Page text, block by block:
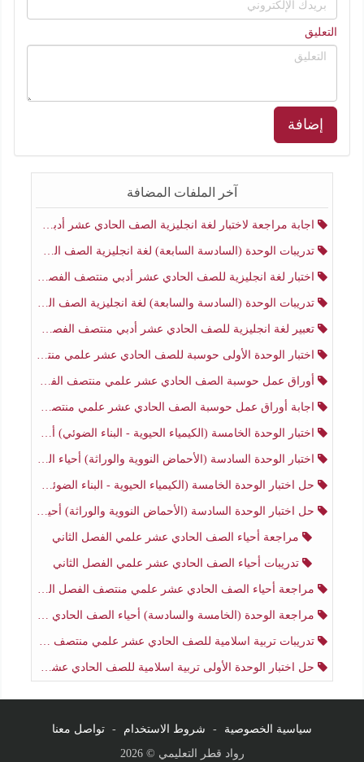
التعليق
إضافة
آخر الملفات المضافة
اجابة مراجعة لاختبار لغة انجليزية الصف الحادي عشر أدبي منتصف الفصل الثاني
تدريبات الوحدة (السادسة السابعة) لغة انجليزية الصف الحادي عشر أدبي منتصف الفصل الثاني
اختبار لغة انجليزية للصف الحادي عشر أدبي منتصف الفصل الثاني
تدريبات الوحدة (السادسة والسابعة) لغة انجليزية الصف الحادي عشر أدبي الفصل الثاني
تعبير لغة انجليزية للصف الحادي عشر أدبي منتصف الفصل الثاني
اختبار الوحدة الأولى حوسبة للصف الحادي عشر علمي منتصف الفصل الثاني
أوراق عمل حوسبة الصف الحادي عشر علمي منتصف الفصل الثاني
اجابة أوراق عمل حوسبة الصف الحادي عشر علمي منتصف الفصل الثاني
اختبار الوحدة الخامسة (الكيمياء الحيوية - البناء الضوئي) أحياء الصف الحادي عشر علمي الفصل الثاني
اختبار الوحدة السادسة (الأحماض النووية والوراثة) أحياء الصف الحادي عشر علمي منتصف الفصل الثاني
حل اختبار الوحدة الخامسة (الكيمياء الحيوية - البناء الضوئي) أحياء الصف الحادي عشر علمي الفصل الثاني
حل اختبار الوحدة السادسة (الأحماض النووية والوراثة) أحياء الصف الحادي عشر علمي منتصف الفصل الثاني
مراجعة أحياء الصف الحادي عشر علمي الفصل الثاني
تدريبات أحياء الصف الحادي عشر علمي الفصل الثاني
مراجعة أحياء الصف الحادي عشر علمي منتصف الفصل الثاني
مراجعة الوحدة (الخامسة والسادسة) أحياء الصف الحادي عشر علمي منتصف الفصل الثاني
تدريبات تربية اسلامية للصف الحادي عشر علمي منتصف الفصل الثاني
حل اختبار الوحدة الأولى تربية اسلامية للصف الحادي عشر علمي منتصف الفصل الثاني
سياسية الخصوصية - شروط الاستخدام - تواصل معنا
رواد قطر التعليمي © 2026